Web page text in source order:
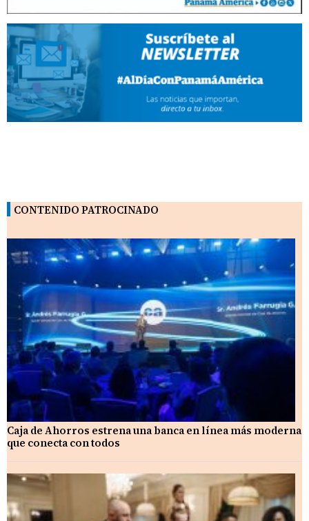
CONTENIDO PATROCINADO
Caja de Ahorros estrena una banca en línea más moderna
que conecta con todos